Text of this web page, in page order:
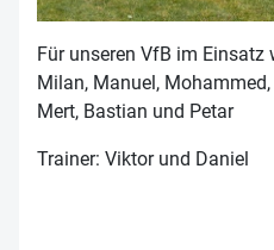
Für unseren VfB im
Milan, Manuel,
Mert, Bastian und Petar
Trainer: Viktor und Daniel